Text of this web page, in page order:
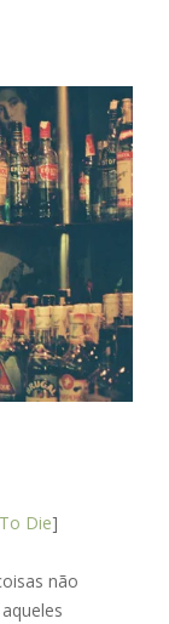
Die]
não